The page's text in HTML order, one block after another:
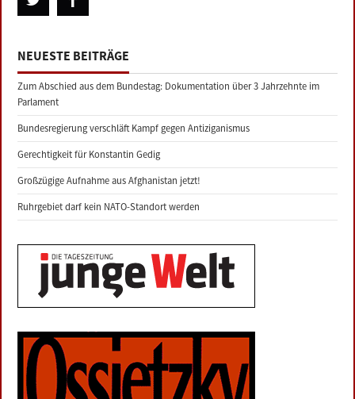
NEUESTE BEITRÄGE
Zum Abschied aus dem Bundestag: Dokumentation über 3 Jahrzehnte im
Parlament
Bundesregierung verschläft Kampf gegen Antiziganismus
Gerechtigkeit für Konstantin Gedig
Großzügige Aufnahme aus Afghanistan jetzt!
Ruhrgebiet darf kein NATO-Standort werden